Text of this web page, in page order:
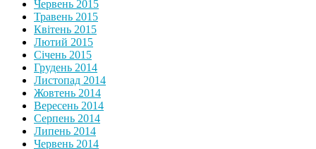
Червень 2015
Травень 2015
Квітень 2015
Лютий 2015
Січень 2015
Грудень 2014
Листопад 2014
Жовтень 2014
Вересень 2014
Серпень 2014
Липень 2014
Червень 2014